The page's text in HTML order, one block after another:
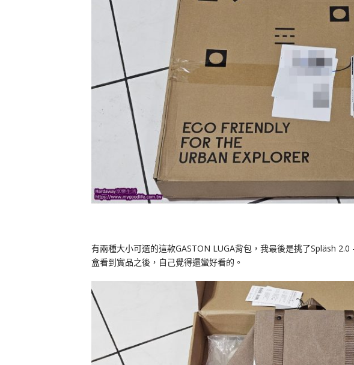
有兩種大小可選的這款GASTON LUGA背包，我最後是挑了Spläsh
盒看到實品之後，自己覺得還蠻好看的。